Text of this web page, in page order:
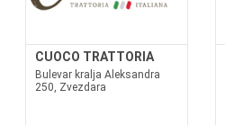
CUOCO TRATTORIA
Bulevar kralja Aleksandra
250, Zvezdara